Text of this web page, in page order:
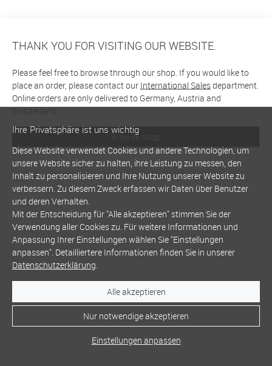
THANK YOU FOR VISITING OUR WEBSITE.
Please feel free to browse through our shop. If you would like to
place an order, please contact our International Salesdepartment.
Online orders are only delivered to Germany, Austria and
Switzerland
Browse shop
Ihre Privatsphäre ist uns wichtig
Diese Website verwendet Cookies und andere Technologien, um
unsere Website sicher zu halten, ihre Leistung zu messen, den
Inhalt zu personalisieren und Ihre Nutzung unserer Website zu
verbessern. Zu diesem Zweck erfassen wir Daten über Benutzer
und deren Verhalten.
Mit der Entscheidung für "Alle akzeptieren" stimmen Sie der
Verwendung aller Cookies zu. Für weitere Informationen und
Anpassung Ihrer Einstellungen wählen Sie "Einstellungen
anpassen". Detailliertere Informationen finden Sie in unserer
Datenschutzerklärung.
Alle akzeptieren
Nur notwendige akzeptieren
Einstellungen anpassen